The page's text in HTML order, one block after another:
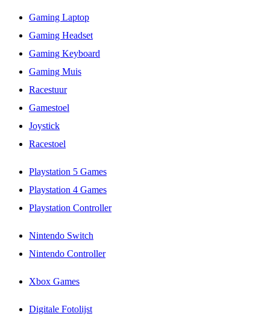
Gaming Laptop
Gaming Headset
Gaming Keyboard
Gaming Muis
Racestuur
Gamestoel
Joystick
Racestoel
Playstation 5 Games
Playstation 4 Games
Playstation Controller
Nintendo Switch
Nintendo Controller
Xbox Games
Digitale Fotolijst